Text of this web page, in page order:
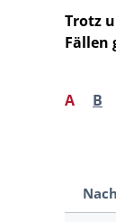
Trotz
Fällen
A B